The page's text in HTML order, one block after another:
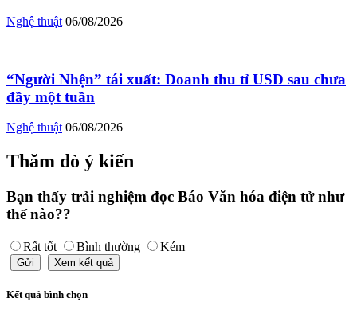
Nghệ thuật 06/08/2026
“Người Nhện” tái xuất: Doanh thu tỉ USD sau chưa
đầy một tuần
Nghệ thuật 06/08/2026
Thăm dò ý kiến
Bạn thấy trải nghiệm đọc Báo Văn hóa điện tử như
thế nào??
Rất tốt Bình thường Kém
Gửi Xem kết quả
Kết quả bình chọn